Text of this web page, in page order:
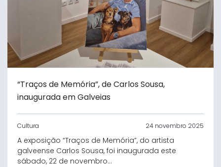
“Traços de Memória”, de Carlos Sousa,
inaugurada em Galveias
Cultura 24 novembro 2025
A exposição “Traços de Memória”, do artista
galveense Carlos Sousa, foi inaugurada este
sábado, 22 de novembro...